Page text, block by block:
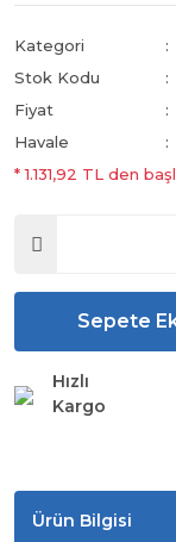
Kategori
Stok Kodu
Fiyat
Havale
* 1.131,92 TL den
Sepete
Hızlı
Kargo
Ürün Bilgisi